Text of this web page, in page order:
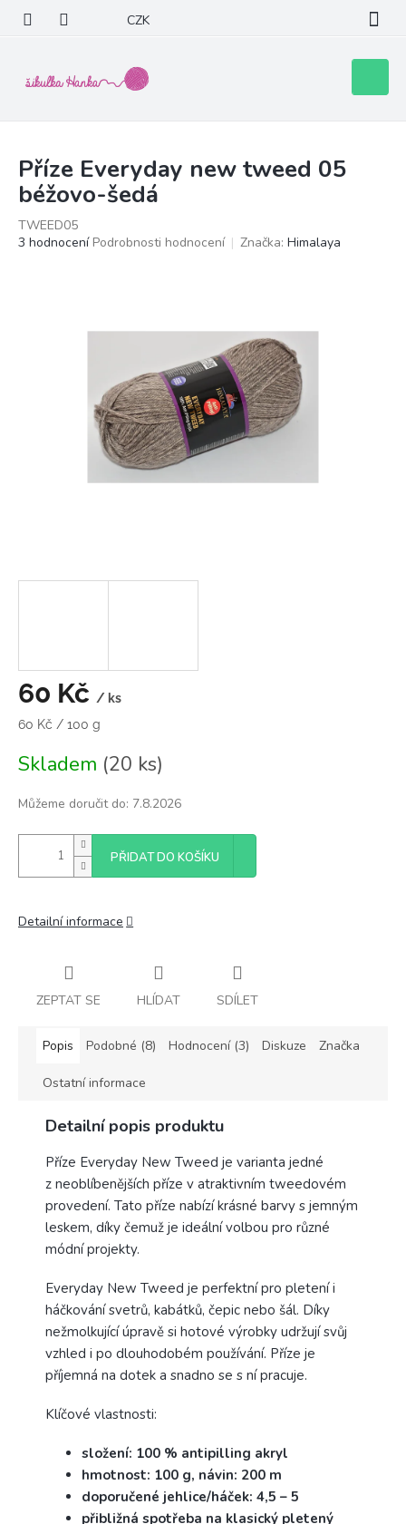
obsah
CZK
košík
Příze Everyday new tweed 05
béžovo-šedá
TWEED05
Průměrné
3 hodnocení Podrobnosti hodnocení Značka: Himalaya
60 Kč / ks
Měrná
60 Kč / 100 g
Skladem (20 ks)
Můžeme doručit do: 7.8.2026
PŘIDAT DO KOŠÍKU
Detailní informace
ZEPTAT SE HLÍDAT SDÍLET
Popis Podobné (8) Hodnocení (3) Diskuze Značka
Ostatní informace
Detailní popis produktu
Příze Everyday New Tweed je varianta jedné
z neoblíbenějších příze v atraktivním tweedovém
provedení. Tato příze nabízí krásné barvy s jemným
leskem, díky čemuž je ideální volbou pro různé
módní projekty.
Everyday New Tweed je perfektní pro pletení i
háčkování svetrů, kabátků, čepic nebo šál. Díky
nežmolkující úpravě si hotové výrobky udržují svůj
vzhled i po dlouhodobém používání. Příze je
příjemná na dotek a snadno se s ní pracuje.
Klíčové vlastnosti:
složení: 100 % antipilling akryl
hmotnost: 100 g, návin: 200 m
doporučené jehlice/háček: 4,5 – 5
přibližná spotřeba na klasický pletený